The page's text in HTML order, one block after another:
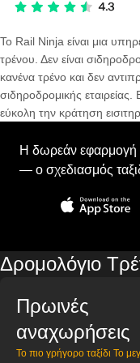
Το Rail Ninja είναι μια
τρένου. Δεν είναι
κανένα τρένο και δεν
σιδηροδρομικής εταιρείας.
εύκολη την κράτηση
Η δωρεάν εφαρμογή
— ο σχεδιασμός
Δρομολόγιο
Πρωινές
αναχωρήσεις
Το πιο γρήγορο ταξίδι Το